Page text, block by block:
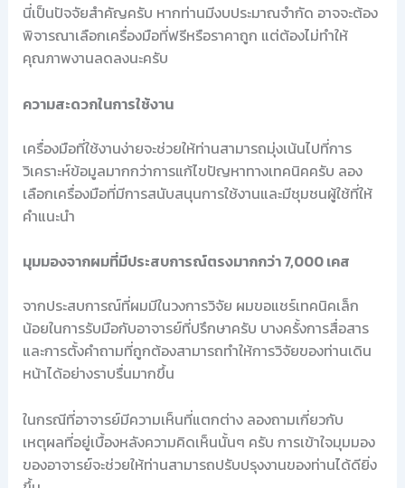
นี่เป็นปัจจัยสำคัญครับ หากท่านมีงบประมาณจำกัด อาจจะต้อง
พิจารณาเลือกเครื่องมือที่ฟรีหรือราคาถูก แต่ต้องไม่ทำให้
คุณภาพงานลดลงนะครับ
ความสะดวกในการใช้งาน
เครื่องมือที่ใช้งานง่ายจะช่วยให้ท่านสามารถมุ่งเน้นไปที่การ
วิเคราะห์ข้อมูลมากกว่าการแก้ไขปัญหาทางเทคนิคครับ ลอง
เลือกเครื่องมือที่มีการสนับสนุนการใช้งานและมีชุมชนผู้ใช้ที่ให้
คำแนะนำ
มุมมองจากผมที่มีประสบการณ์ตรงมากกว่า 7,000 เคส
จากประสบการณ์ที่ผมมีในวงการวิจัย ผมขอแชร์เทคนิคเล็ก
น้อยในการรับมือกับอาจารย์ที่ปรึกษาครับ บางครั้งการสื่อสาร
และการตั้งคำถามที่ถูกต้องสามารถทำให้การวิจัยของท่านเดิน
หน้าได้อย่างราบรื่นมากขึ้น
ในกรณีที่อาจารย์มีความเห็นที่แตกต่าง ลองถามเกี่ยวกับ
เหตุผลที่อยู่เบื้องหลังความคิดเห็นนั้นๆ ครับ การเข้าใจมุมมอง
ของอาจารย์จะช่วยให้ท่านสามารถปรับปรุงงานของท่านได้ดียิ่ง